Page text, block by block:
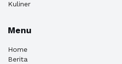
Kuliner
Menu
Home
Berita